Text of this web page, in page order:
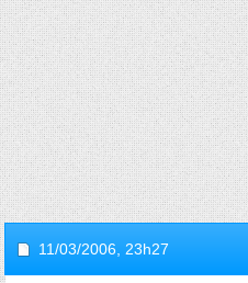
11/03/2006, 23h27